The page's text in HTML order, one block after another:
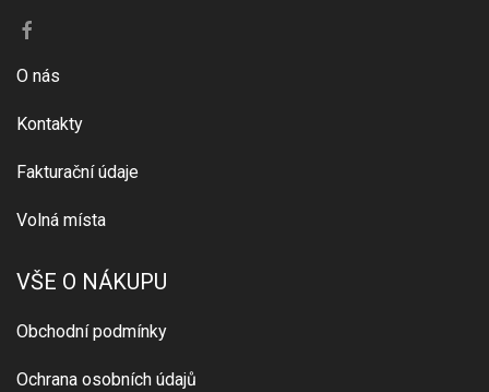
O nás
Kontakty
Fakturační údaje
Volná místa
VŠE O NÁKUPU
Obchodní podmínky
Ochrana osobních údajů